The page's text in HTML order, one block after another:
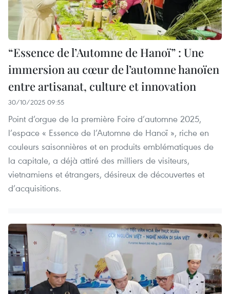
“Essence de l’Automne de Hanoï” : Une
immersion au cœur de l’automne hanoïen
entre artisanat, culture et innovation
30/10/2025 09:55
Point d’orgue de la première Foire d’automne 2025,
l’espace « Essence de l’Automne de Hanoï », riche en
couleurs saisonnières et en produits emblématiques de
la capitale, a déjà attiré des milliers de visiteurs,
vietnamiens et étrangers, désireux de découvertes et
d’acquisitions.